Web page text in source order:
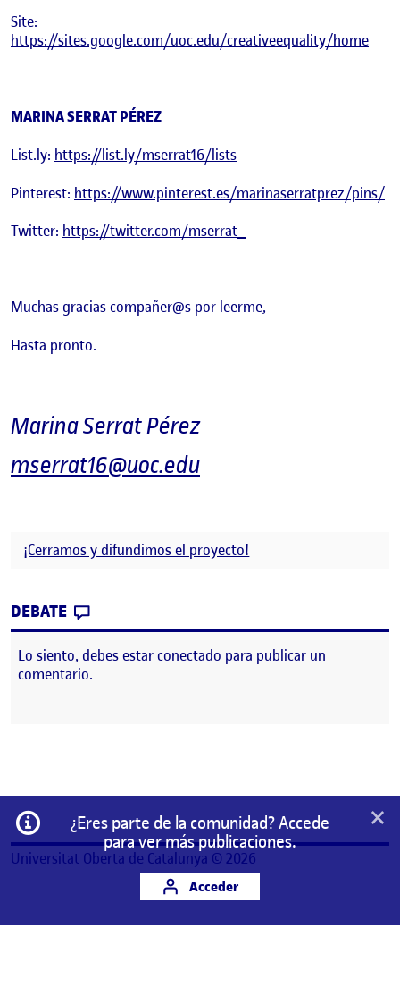
Site:
https://sites.google.com/uoc.edu/creativeequality/home
MARINA SERRAT PÉREZ
List.ly: https://list.ly/mserrat16/lists
Pinterest: https://www.pinterest.es/marinaserratprez/pins/
Twitter: https://twitter.com/mserrat_
Muchas gracias compañer@s por leerme,
Hasta pronto.
Marina Serrat Pérez
mserrat16@uoc.edu
¡Cerramos y difundimos el proyecto!
DEBATE
Lo siento, debes estarconectado para publicar un
comentario.
Información
¿Eres parte de la comunidad? Accede
para ver más publicaciones.
Acceder
×
Universitat Oberta de Catalunya © 2026